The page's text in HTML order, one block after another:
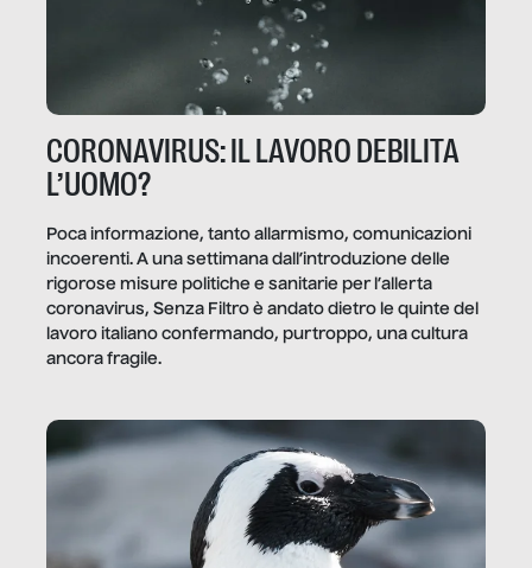
CORONAVIRUS: IL LAVORO DEBILITA
L’UOMO?
Poca informazione, tanto allarmismo, comunicazioni
incoerenti. A una settimana dall’introduzione delle
rigorose misure politiche e sanitarie per l’allerta
coronavirus, Senza Filtro è andato dietro le quinte del
lavoro italiano confermando, purtroppo, una cultura
ancora fragile.